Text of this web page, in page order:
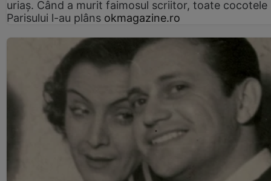
uriaș. Când a murit faimosul scriitor, toate cocotele
Parisului l-au plâns okmagazine.ro